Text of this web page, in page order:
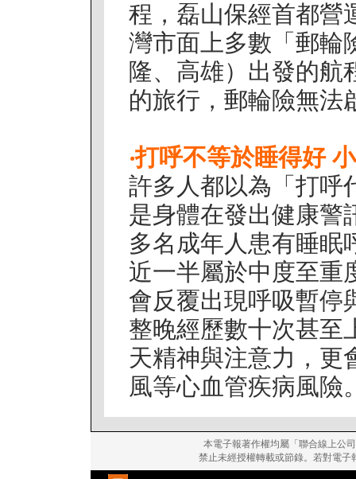
程，磊山保經首都營
灣市面上多數「郵輪
隆、高雄）出發的航
的旅行，郵輪險無法
‧打呼不等於睡得好
許多人都以為「打呼
是身體在發出健康警
多名成年人患有睡眠
近一半屬於中度至重
會反覆出現呼吸暫停
整晚經歷數十次甚至
天精神與注意力，更
風等心血管疾病風險
本電子報著作權均屬「聯合線上公
禁止未經授權轉載或節錄。若對電